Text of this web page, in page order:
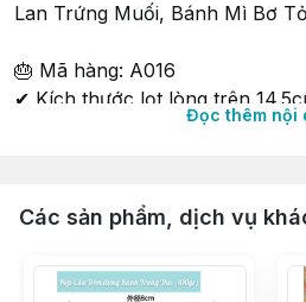
Lan Trứng Muối, Bánh Mì Bơ
🎂 Mã hàng: A016
✔ Kích thước lọt lòng trên
✔ Kích thước lọt lòng đáy 14cm
🔰 Tư vấn & phục vụ tận tình
Đọc thêm nội
Các sản phẩm, dịch vụ